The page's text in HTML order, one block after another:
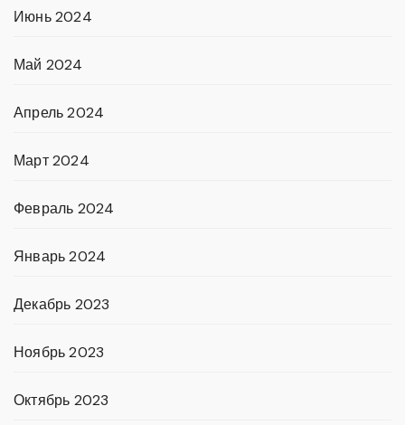
Июнь 2024
Май 2024
Апрель 2024
Март 2024
Февраль 2024
Январь 2024
Декабрь 2023
Ноябрь 2023
Октябрь 2023